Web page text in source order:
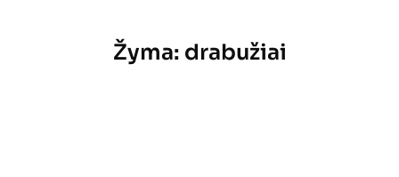
Žyma: drabužiai